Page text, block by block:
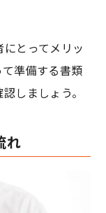
とってメリッ
準備する書類
しましょう。
れ